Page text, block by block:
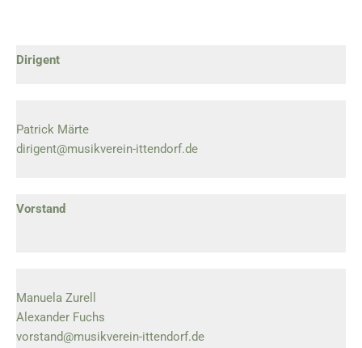
Dirigent
Patrick Märte
dirigent@musikverein-ittendorf.de
Vorstand
Manuela Zurell
Alexander Fuchs
vorstand@musikverein-ittendorf.de